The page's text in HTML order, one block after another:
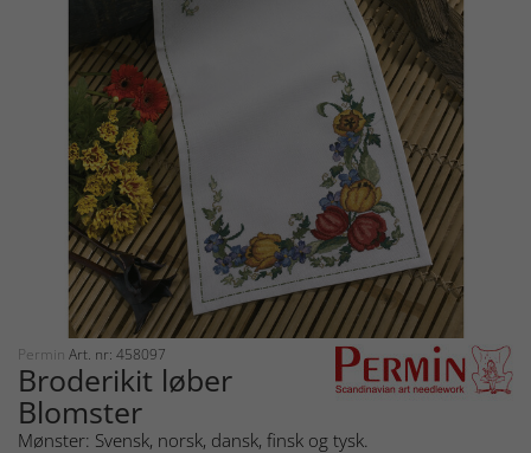
Permin Art. nr: 458097
Broderikit løber
Blomster
Mønster: Svensk, norsk, dansk, finsk og tysk.